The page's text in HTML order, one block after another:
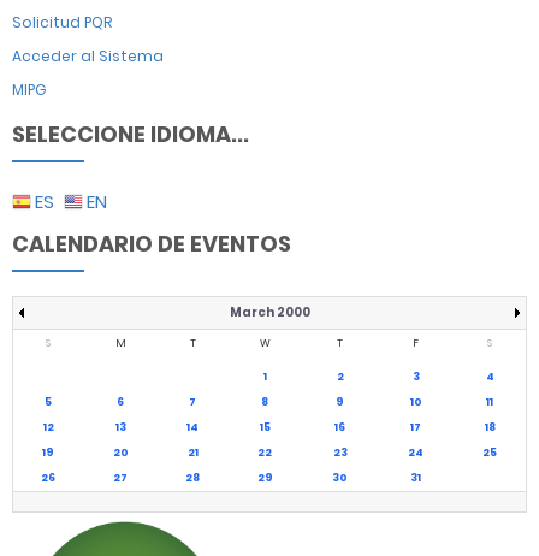
Solicitud PQR
Acceder al Sistema
MIPG
SELECCIONE IDIOMA...
ES EN
CALENDARIO DE EVENTOS
March 2000
S M T W T F S
1 2 3
4
5
6 7 8 9 10
11
12
13 14 15 16 17
18
19
20 21 22 23 24
25
26
27 28 29 30 31